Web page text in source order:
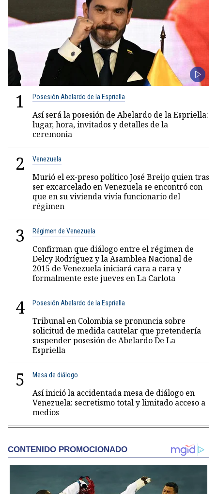
1 Posesión Abelardo de la Espriella
Así será la posesión de Abelardo de la Espriella:
lugar, hora, invitados y detalles de la
ceremonia
2 Venezuela
Murió el ex-preso político José Breijo quien tras
ser excarcelado en Venezuela se encontró con
que en su vivienda vivía funcionario del
régimen
3 Régimen de Venezuela
Confirman que diálogo entre el régimen de
Delcy Rodríguez y la Asamblea Nacional de
2015 de Venezuela iniciará cara a cara y
formalmente este jueves en La Carlota
4 Posesión Abelardo de la Espriella
Tribunal en Colombia se pronuncia sobre
solicitud de medida cautelar que pretendería
suspender posesión de Abelardo De La
Espriella
5 Mesa de diálogo
Así inició la accidentada mesa de diálogo en
Venezuela: secretismo total y limitado acceso a
medios